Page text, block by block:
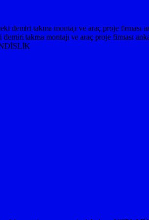
takma montajı ve araç proje firması